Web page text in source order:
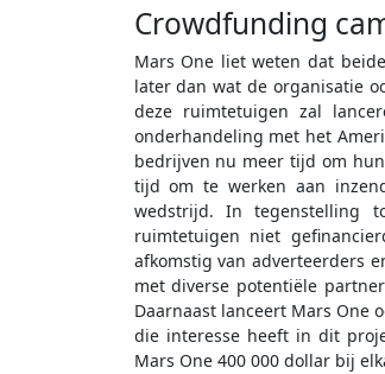
Crowdfunding
Mars One liet weten dat
later dan wat de organisatie
deze ruimtetuigen zal
onderhandeling met het
bedrijven nu meer tijd om
tijd om te werken aan
wedstrijd. In tegenstelling
ruimtetuigen niet
afkomstig van adverteerders
met diverse potentiële
Daarnaast lanceert Mars One
die interesse heeft in dit
Mars One 400 000 dollar bij